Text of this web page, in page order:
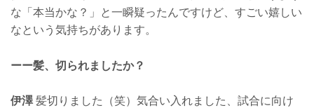
な「本当かな？」と一瞬疑ったんですけど、すごい嬉しい
なという気持ちがあります。
ーー髪、切られましたか？
伊澤髪切りました（笑）気合い入れました、試合に向け